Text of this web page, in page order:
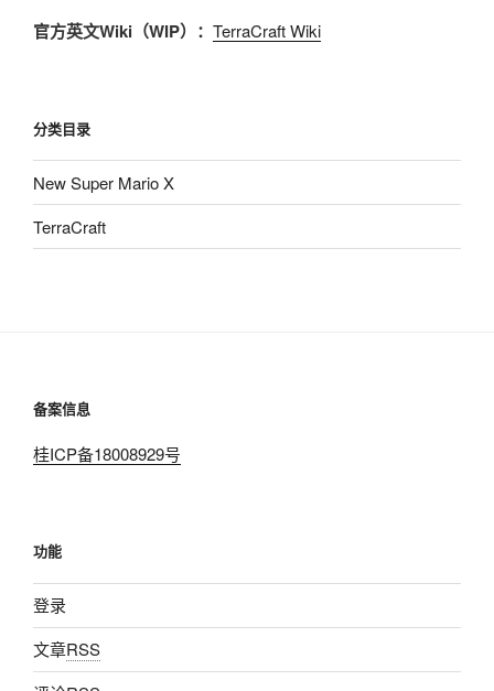
官方英文Wiki（WIP）： TerraCraft Wiki
分类目录
New Super Mario X
TerraCraft
备案信息
桂ICP备18008929号
功能
登录
文章RSS